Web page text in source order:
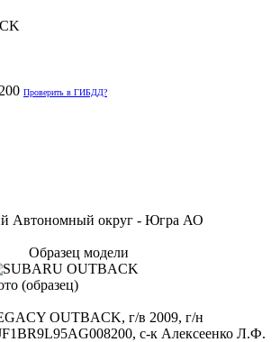
Проверить в ГИБДД?
Автономный округ - Югра АО
Образец модели
OUTBACK, г/в 2009, г/н
с-к Алексеенко Л.Ф.